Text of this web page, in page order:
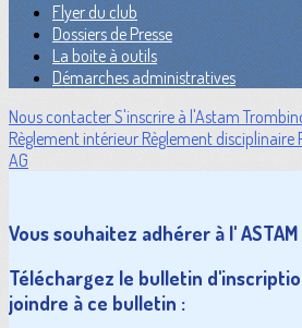
Flyer du club
Dossiers de Presse
La boite à outils
Démarches administratives
Nous contacterS'inscrire à l'Astam
Règlement intérieur Règlement disciplinaire
AG
Vous souhaitez adhérer à l' ASTAM
Téléchargez le bulletin
joindre à ce bulletin :